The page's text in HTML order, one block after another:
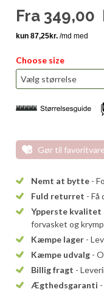
Fra 349,00
Choose size
Gør til favoritvare
Nemt at bytte -
Fuld returret - Få
Ypperste kvalitet
forvasket og
Kæmpe lager -
Kæmpe udvalg -
Billig fragt -
Ægthedsgaranti